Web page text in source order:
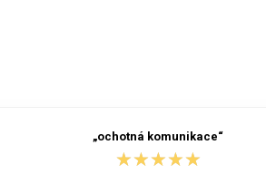
„ochotná komunikace“
★★★★★
★★★★★